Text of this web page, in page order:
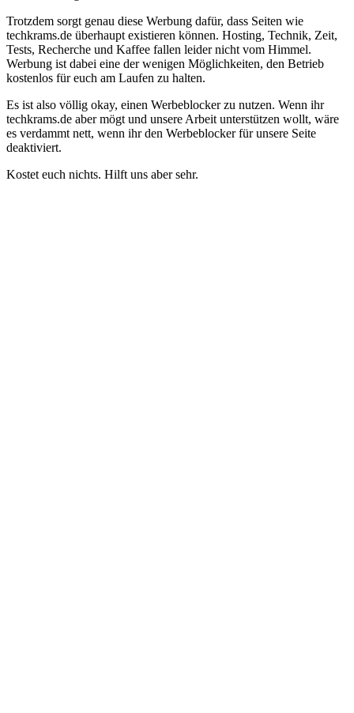
Trotzdem sorgt genau diese Werbung dafür, dass Seiten wie
techkrams.de überhaupt existieren können. Hosting, Technik, Zeit,
Tests, Recherche und Kaffee fallen leider nicht vom Himmel.
Werbung ist dabei eine der wenigen Möglichkeiten, den Betrieb
kostenlos für euch am Laufen zu halten.
Es ist also völlig okay, einen Werbeblocker zu nutzen. Wenn ihr
techkrams.de aber mögt und unsere Arbeit unterstützen wollt, wäre
es verdammt nett, wenn ihr den Werbeblocker für unsere Seite
deaktiviert.
Kostet euch nichts. Hilft uns aber sehr.